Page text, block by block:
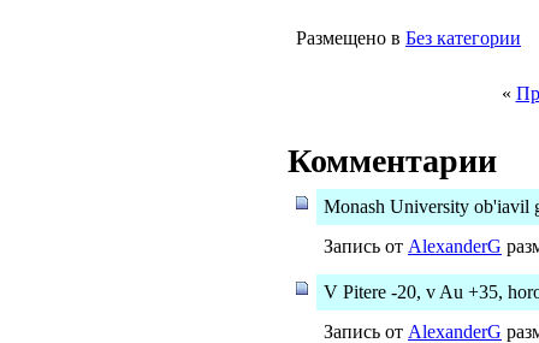
Размещено в Без категории
«
Комментарии
Monash University ob'iavil
Запись от AlexanderG
V Pitere -20, v Au +35,
Запись от AlexanderG